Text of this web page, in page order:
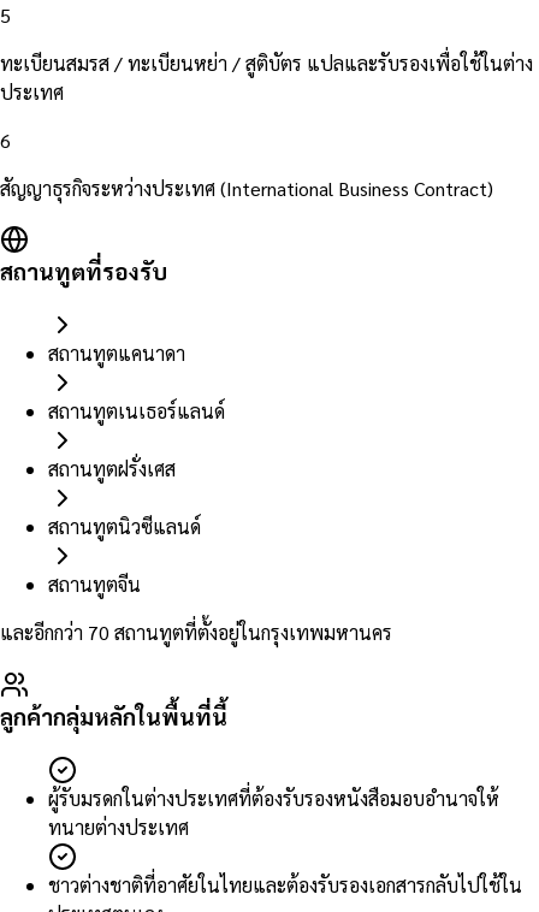
5
ทะเบียนสมรส / ทะเบียนหย่า / สูติบัตร แปลและรับรองเพื่อใช้ในต่าง
ประเทศ
6
สัญญาธุรกิจระหว่างประเทศ (International Business Contract)
สถานทูตที่รองรับ
สถานทูตแคนาดา
สถานทูตเนเธอร์แลนด์
สถานทูตฝรั่งเศส
สถานทูตนิวซีแลนด์
สถานทูตจีน
และอีกกว่า 70 สถานทูตที่ตั้งอยู่ในกรุงเทพมหานคร
ลูกค้ากลุ่มหลักในพื้นที่นี้
ผู้รับมรดกในต่างประเทศที่ต้องรับรองหนังสือมอบอำนาจให้
ทนายต่างประเทศ
ชาวต่างชาติที่อาศัยในไทยและต้องรับรองเอกสารกลับไปใช้ใน